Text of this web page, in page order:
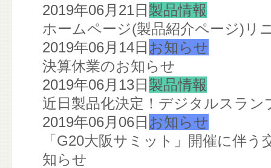
2019年06月21日 製品情報
ホームページ(製品紹介ページ)リ
2019年06月14日 お知らせ
決算休業のお知らせ
2019年06月13日 製品情報
近日製品化決定！デジタルスラン
2019年06月06日 お知らせ
「G20大阪サミット」開催に伴
知らせ